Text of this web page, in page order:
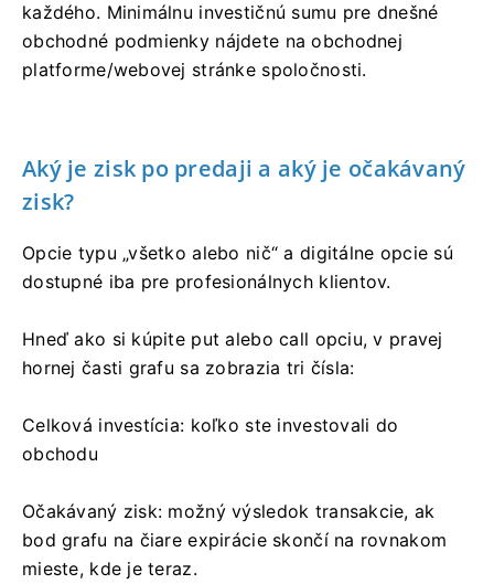
každého. Minimálnu investičnú sumu pre dnešné
obchodné podmienky nájdete na obchodnej
platforme/webovej stránke spoločnosti.
Aký je zisk po predaji a aký je očakávaný
zisk?
Opcie typu „všetko alebo nič“ a digitálne opcie sú
dostupné iba pre profesionálnych klientov.
Hneď ako si kúpite put alebo call opciu, v pravej
hornej časti grafu sa zobrazia tri čísla:
Celková investícia: koľko ste investovali do
obchodu
Očakávaný zisk: možný výsledok transakcie, ak
bod grafu na čiare expirácie skončí na rovnakom
mieste, kde je teraz.